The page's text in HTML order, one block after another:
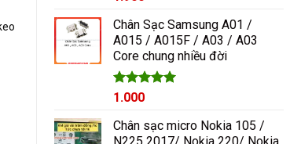
5 sao
Chân Sạc Samsung A01 /
A015 / A015F / A03 / A03
Core chung nhiều đời
Được xếp
5 sao
Giá
là:
1.000Giá
tại
Chân sạc micro Nokia 105 /